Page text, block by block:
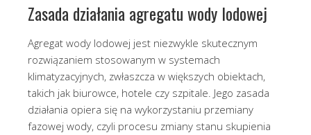
Zasada działania agregatu wody lodowej
Agregat wody lodowej jest niezwykle skutecznym
rozwiązaniem stosowanym w systemach
klimatyzacyjnych, zwłaszcza w większych obiektach,
takich jak biurowce, hotele czy szpitale. Jego zasada
działania opiera się na wykorzystaniu przemiany
fazowej wody, czyli procesu zmiany stanu skupienia